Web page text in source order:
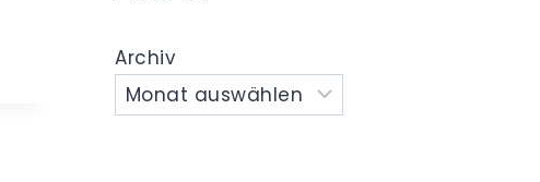
Archiv